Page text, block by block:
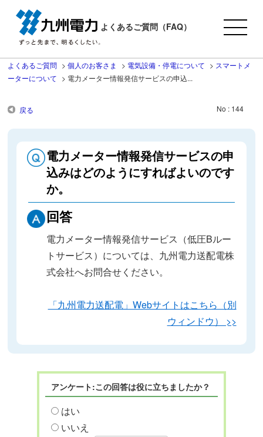
よくあるご質問（FAQ）
よくあるご質問 >個人のお客さま > 電気設備・停電について > スマートメ
ーターについて > 電力メーター情報発信サービスの申込...
戻る No : 144
電力メーター情報発信サービスの申
込みはどのようにすればよいのです
か。
回答
電力メーター情報発信サービス（低圧Bルー
トサービス）については、九州電力送配電株
式会社へお問合せください。
「九州電力送配電」Webサイトはこちら（別
ウィンドウ） >>
アンケート:この回答は役に立ちましたか？
はい
いいえ